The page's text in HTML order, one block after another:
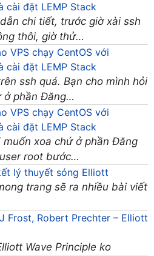
cài đặt LEMP Stack
chi tiết, trước giờ xài ssh
thôi, giờ thử…
VPS chạy CentOS với
cài đặt LEMP Stack
ssh quá. Bạn cho mình hỏi
ở phần Đăng…
VPS chạy CentOS với
cài đặt LEMP Stack
muốn xoa chứ ở phần Đăng
root bước…
lý thuyết sóng Elliott
trang sẽ ra nhiều bài viết
Frost, Robert Prechter – Elliott
Wave Principle ko